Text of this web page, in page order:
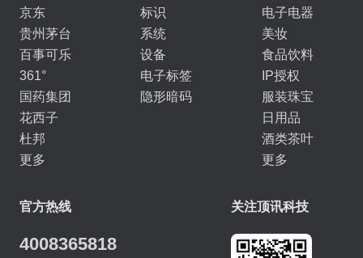
京东
贵州茅台
百事可乐
361°
国药集团
花西子
杜邦
更多
标识
系统
设备
电子标签
隐形暗码
电子电器
美妆
食品饮料
IP授权
服装珠宝
日用品
酒类茶叶
更多
官方热线
4008365818
关注顶讯科技